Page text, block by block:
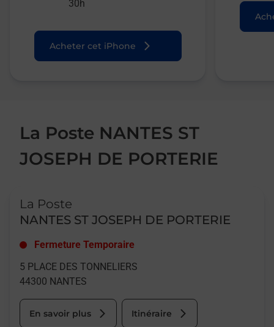
30h
Acheter cet iPhone
La Poste NANTES ST
JOSEPH DE PORTERIE
La Poste
NANTES ST JOSEPH DE PORTERIE
Fermeture Temporaire
5 PLACE DES TONNELIERS
44300 NANTES
En savoir plus Itinéraire